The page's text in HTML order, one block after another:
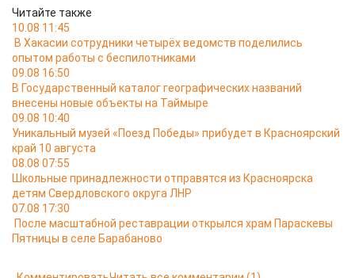
Читайте также
10.08 11:45
В Хакасии сотрудники четырёх ведомств поделились
опытом работы с беспилотниками
09.08 16:50
В Государственный каталог географических названий
внесены новые объекты на Таймыре
09.08 10:40
Уникальный музей «Поезд Победы» прибудет в Красноярский
край 10 августа
08.08 07:55
Школьные принадлежности отправятся из Красноярска
детям Свердловского округа ЛНР
07.08 17:30
После масштабной реставрации открылся храм Параскевы
Пятницы в селе Барабаново